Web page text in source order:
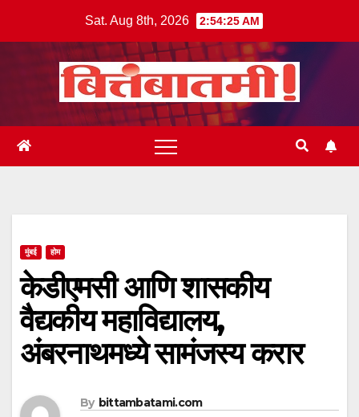
Sat. Aug 8th, 2026 2:54:26 AM
मुंबई होम
केडीएमसी आणि शासकीय
वैद्यकीय महाविद्यालय,
अंबरनाथमध्ये सामंजस्य करार
By bittambatami.com